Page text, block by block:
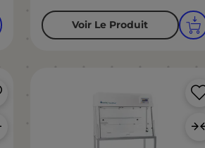
Voir Le Produit